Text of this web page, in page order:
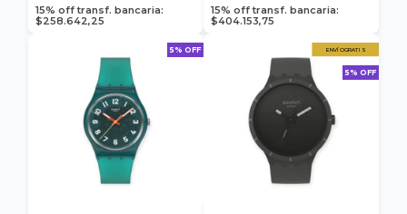
15% off transf. bancaria:
$258.642,25
15% off transf. bancaria:
$404.153,75
5% OFF ENVÍO GRATIS
5% OFF